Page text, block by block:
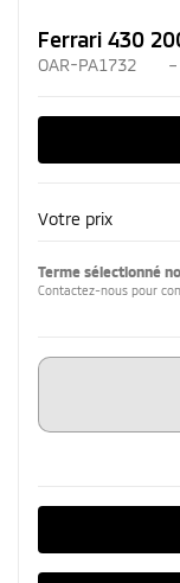
Ferrari 430
OAR-PA1732
Votre prix
Terme sélectionné
Contactez-nous pour